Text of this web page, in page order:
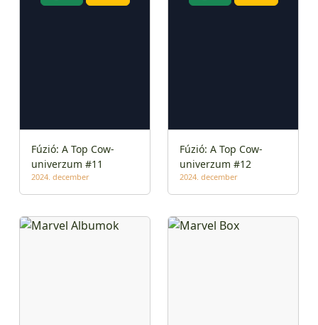
Fúzió: A Top Cow-
univerzum #11
2024. december
Fúzió: A Top Cow-
univerzum #12
2024. december